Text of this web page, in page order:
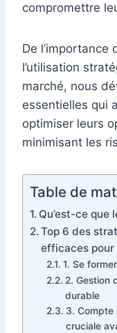
compromettre
De l’importance
l’utilisation
marché, nous
essentielles qui
optimiser leurs
minimisant les
Table de
Qu’est-ce que
Top 6 des
efficaces pour
1. Se
2. Gestion
durable
3. Compte
cruciale